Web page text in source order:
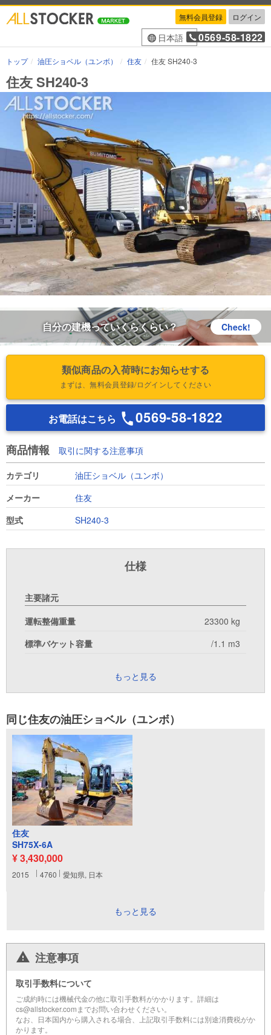
無料会員登録 ログイン
日本語 0569-58-1822
トップ 油圧ショベル（ユンボ） 住友 住友 SH240-3
住友 SH240-3
自分の建機っていくらくらい？ Check!
類似商品の入荷時にお知らせする
まずは、無料会員登録/ログインしてください
お電話はこちら 0569-58-1822
商品情報 取引に関する注意事項
カテゴリ
油圧ショベル（ユンボ）
メーカー
住友
型式
SH240-3
仕様
主要諸元
運転整備重量
23300 kg
標準バケット容量
/1.1 m3
もっと見る
同じ住友の油圧ショベル（ユンボ）
住友
SH75X-6A
¥ 3,430,000
2015 4760 愛知県, 日本
もっと見る
注意事項
取引手数料について
ご成約時には機械代金の他に取引手数料がかかります。詳細は
cs@allstocker.comまでお問い合わせください。
なお、日本国内から購入される場合、上記取引手数料には別途消費税がか
かります。